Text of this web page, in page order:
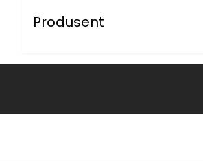
Produsent